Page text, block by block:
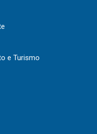
e Turismo